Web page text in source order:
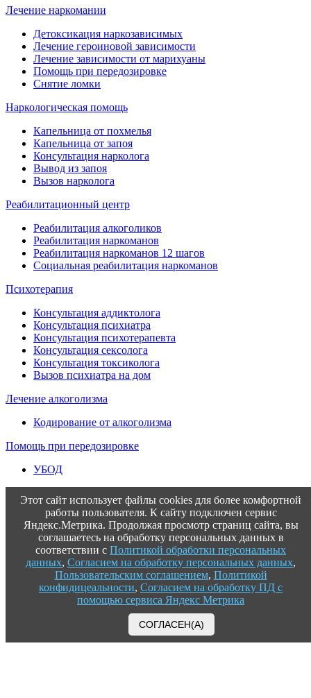
Лечение наркомании
Детоксикация наркозависимых
Лечение героиновой зависимости
Лечение зависимости от марихуаны
Помощь при передозировке
Снятие ломки
Наркологическая помощь
Капельница от похмелья
Капельница от запоя
Консультация нарколога
Вывод из запоя
Вызов нарколога
Реабилитационный центр
Реабилитация алкоголиков
Реабилитация наркоманов
Реабилитация наркоманов 12 шагов
Социальная реабилитация наркоманов
Психотерапия
Консультация аддиктолога
Консультация психиатра
Консультация психотерапевта
Консультация сексолога
Консультация токсиколога
Вызов психиатра на дом
Лечение алкоголизма
Кодирование от алкоголизма
Помощь при передозировке
УБОД
Этот сайт использует файлы cookies для более комфортной
работы пользователя. К сайту подключен сервис
Яндекс.Метрика. Продолжая просмотр страниц сайта, вы
соглашаетесь на обработку персональных данных в
соответствии с Политикой обработки персональных
данных, Согласием на обработку персональных данных,
Пользовательским соглашением, Политикой
конфидицеальности, Согласием на обработку ПД с
помощью сервиса Яндекс Метрика
СОГЛАСЕН(А)